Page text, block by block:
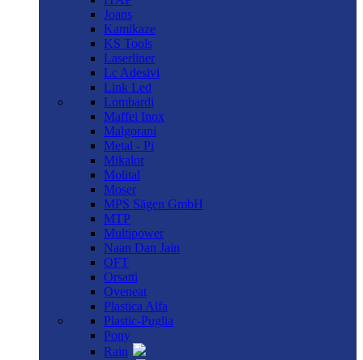
Joans
Kamikaze
KS Tools
Laserliner
Lc Adesivi
Link Led
Lombardi
Maffei Inox
Malgorani
Metal - Pi
Mikalor
Molital
Moser
MPS Sägen GmbH
MTP
Multipower
Naan Dan Jain
OFT
Orsatti
Oveneat
Plastica Alfa
Plastic-Puglia
Pony
Rain